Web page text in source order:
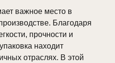
важное место в
Благодаря
прочности и
находит
отраслях. В этой